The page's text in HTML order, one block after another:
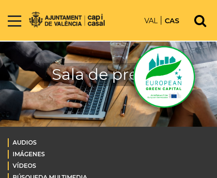
VAL CAS
Sala de prensa
AUDIOS
IMÁGENES
VÍDEOS